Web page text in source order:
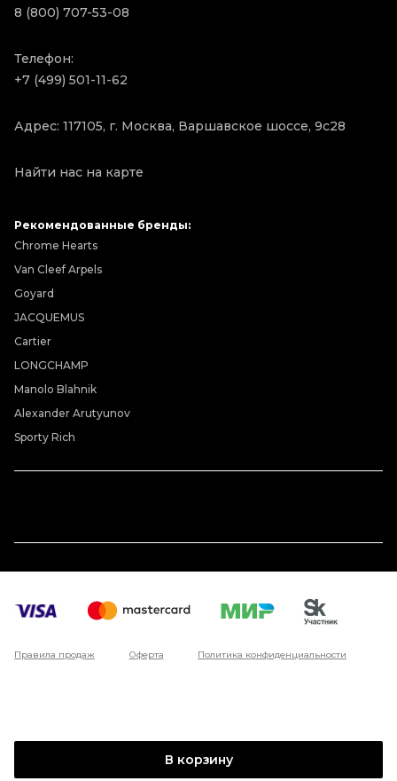
В корзину
8 (800) 707-53-08
Телефон:
+7 (499) 501-11-62
Адрес: 117105, г. Москва, Варшавское шоссе, 9с28
Найти нас на карте
Рекомендованные бренды:
Chrome Hearts
Van Cleef Arpels
Goyard
JACQUEMUS
Cartier
LONGCHAMP
Manolo Blahnik
Alexander Arutyunov
Sporty Rich
Правила продаж Оферта Политика конфиденциальности